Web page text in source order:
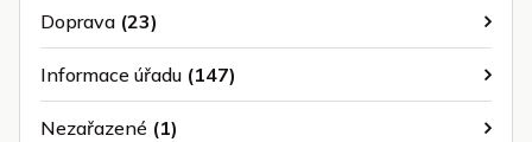
Doprava (23)
Informace úřadu (147)
Nezařazené (1)